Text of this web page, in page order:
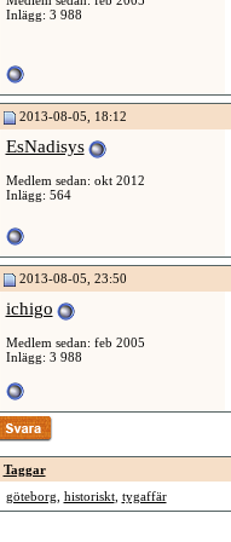
Inlägg: 3 988
2013-08-05, 18:12
EsNadisys
Medlem sedan: okt 2012
Inlägg: 564
2013-08-05, 23:50
ichigo
Medlem sedan: feb 2005
Inlägg: 3 988
Taggar
göteborg historiskt, tygaffär